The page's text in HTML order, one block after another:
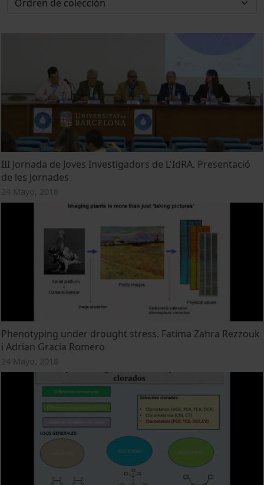
III Jornada de Joves Investigadors de L'IdRA. Presentació
de les Jornades
24 Mayo, 2018
Phenotyping under drought stress. Fatima Zahra Rezzouk
i Adrian Gracia Romero
24 Mayo, 2018